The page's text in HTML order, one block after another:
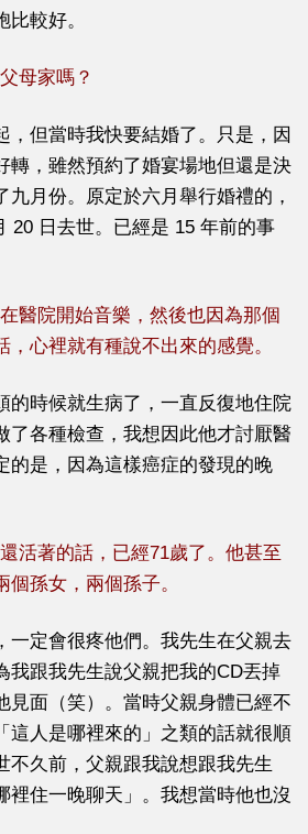
較好。
母家嗎？
，但當時我快要結婚了。只是，因
轉，雖然預約了婚宴場地但還是決
九月份。原定於六月舉行婚禮的，
20 日去世。已經是 15 年前的事
醫院開始音樂，然後也因為那個
心裡就有種說不出來的感覺。
的時候就生病了，一直反復地住院
了各種檢查 ，我想因此他才討厭醫
的是，因為這樣癌症的發現的晚
活著的話，已經71歲了。他甚至
孫女，兩個孫子。
一定會很疼他們。我先生在父親去
我跟我先生說父親把我的CD丟掉
見面（笑）。當時父親身體已經不
這人是哪裡來的」之類的話就很順
不久前，父親跟我說想跟我先生
裡住一晚聊天」。我想當時他也沒